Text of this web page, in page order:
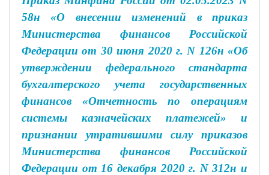
58н «О внесении изменений в приказ
Министерства финансов Российской
Федерации от 30 июня 2020 г. N 126н «Об
утверждении федерального стандарта
бухгалтерского учета государственных
финансов «Отчетность по операциям
системы казначейских платежей» и
признании утратившими силу приказов
Министерства финансов Российской
Федерации от 16 декабря 2020 г. N 312н и